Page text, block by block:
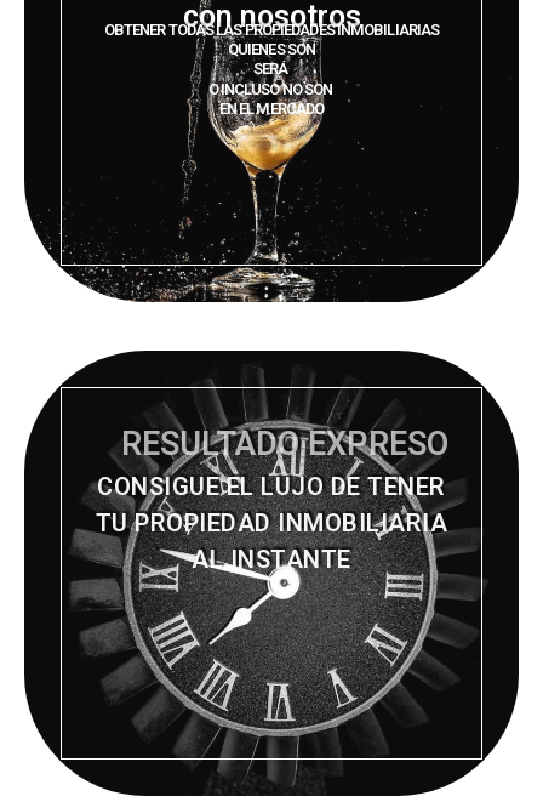
con nosotros
OBTENER TODAS LAS PROPIEDADES INMOBILIARIAS
QUIENES SON
SERÁ
O INCLUSO NO SON
EN EL MERCADO
RESULTADO EXPRESO
CONSIGUE EL LUJO DE TENER
TU PROPIEDAD INMOBILIARIA
AL INSTANTE